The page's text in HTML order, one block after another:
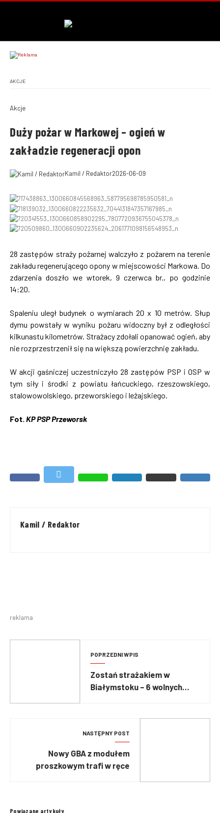
AKCJE
Akcje
Duży pożar w Markowej – ogień w
zakładzie regeneracji opon
Kamil / Redaktor2026-06-09
28 zastępów straży pożarnej walczyło z pożarem na terenie
zakładu regenerującego opony w miejscowości Markowa. Do
zdarzenia doszło we wtorek, 9 czerwca br., po godzinie
14:20.
Spaleniu uległ budynek o wymiarach 20 x 10 metrów. Słup
dymu powstały w wyniku pożaru widoczny był z odległości
kilkunastu kilometrów. Strażacy zdołali opanować ogień, aby
nie rozprzestrzenił się na większą powierzchnię zakładu.
W akcji gaśniczej uczestniczyło 28 zastępów PSP i OSP w
tym siły i środki z powiatu łańcuckiego, rzeszowskiego,
stalowowolskiego, przeworskiego i leżajskiego.
Fot. KP PSP Przeworsk
Kamil / Redaktor
reklama
POPRZEDNI WPIS
Zostań strażakiem w
Białymstoku – 6 wolnych
NASTĘPNY POST
Nowy GBA z modułem
proszkowym trafi w ręce
Powiązane artykuły